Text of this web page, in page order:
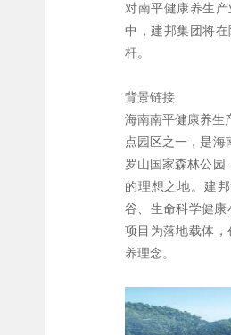
对南平健康养生
中，建邦集团将
杆。
背景链接
海南南平健康养生
点园区之一，是
罗山国家森林公园
的理想之地。建
谷、生命科学健
项目为落地载体，
养理念。